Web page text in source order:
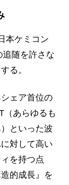
本ケミコン
追随を許さな
る。
ェア首位の
（あらゆるも
といった波
対して高い
を持つ点
的成長』を